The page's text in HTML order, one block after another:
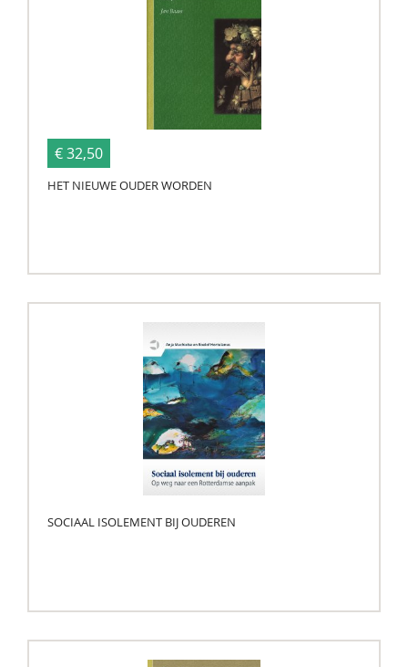
€ 32,50
HET NIEUWE OUDER WORDEN
SOCIAAL ISOLEMENT BIJ OUDEREN